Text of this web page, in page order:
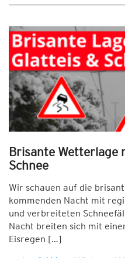
Brisante Wetterlage
Schnee
Wir schauen auf die
kommenden Nacht mit
und verbreiteten
Nacht breiten sich mit
Eisregen […]